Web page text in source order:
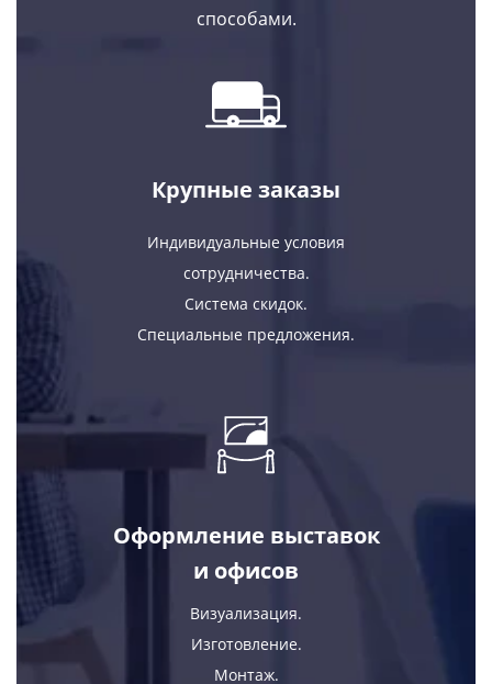
способами.
Крупные заказы
Индивидуальные условия
сотрудничества.
Система скидок.
Специальные предложения.
Оформление выставок
и офисов
Визуализация.
Изготовление.
Монтаж.